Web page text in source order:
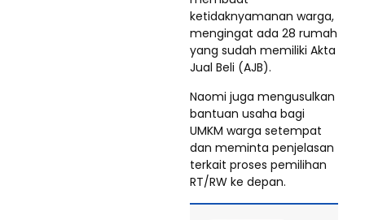
ketidaknyamanan warga,
mengingat ada 28 rumah
yang sudah memiliki Akta
Jual Beli (AJB).
Naomi juga mengusulkan
bantuan usaha bagi
UMKM warga setempat
dan meminta penjelasan
terkait proses pemilihan
RT/RW ke depan.